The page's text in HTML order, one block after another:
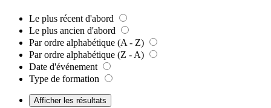
Le plus récent d'abord
Le plus ancien d'abord
Par ordre alphabétique (A - Z)
Par ordre alphabétique (Z - A)
Date d'événement
Type de formation
Afficher les résultats